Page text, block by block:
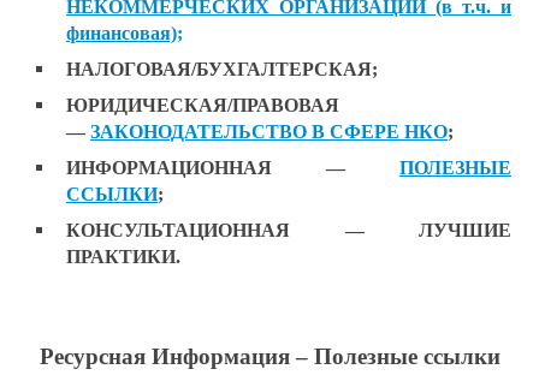
НЕКОММЕРЧЕСКИХ ОРГАНИЗАЦИЙ(в т.ч. и
финансовая);
НАЛОГОВАЯ/БУХГАЛТЕРСКАЯ;
ЮРИДИЧЕСКАЯ/ПРАВОВАЯ
— ЗАКОНОДАТЕЛЬСТВО В СФЕРЕ НКО;
ИНФОРМАЦИОННАЯ — ПОЛЕЗНЫЕ
ССЫЛКИ;
КОНСУЛЬТАЦИОННАЯ — ЛУЧШИЕ
ПРАКТИКИ.
Ресурсная Информация – Полезные ссылки